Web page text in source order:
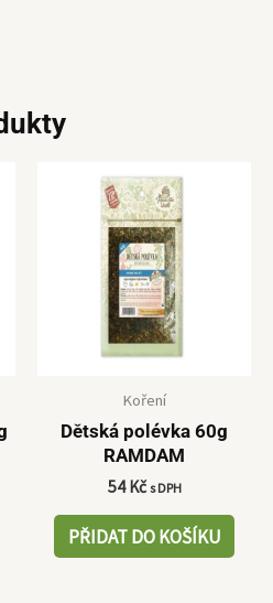
Koření
Dětská polévka 60g
RAMDAM
54Kč s DPH
PŘIDAT DO KOŠÍKU